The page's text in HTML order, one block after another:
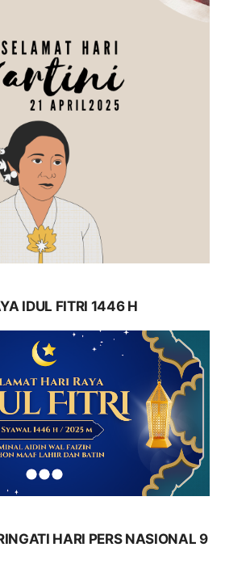
IDUL FITRI 1446 H
HARI PERS NASIONAL 9